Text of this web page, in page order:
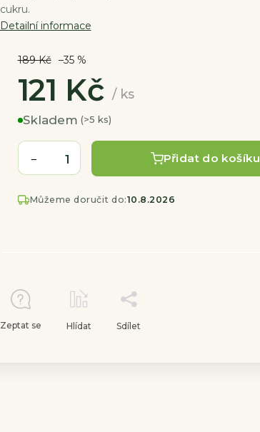
cukru.
Detailní informace
189 Kč –35 %
121 Kč/ ks
Skladem (>5 ks)
− Přidat do košíku
Můžeme doručit do:10.8.2026
Zeptat se Hlídat Sdílet